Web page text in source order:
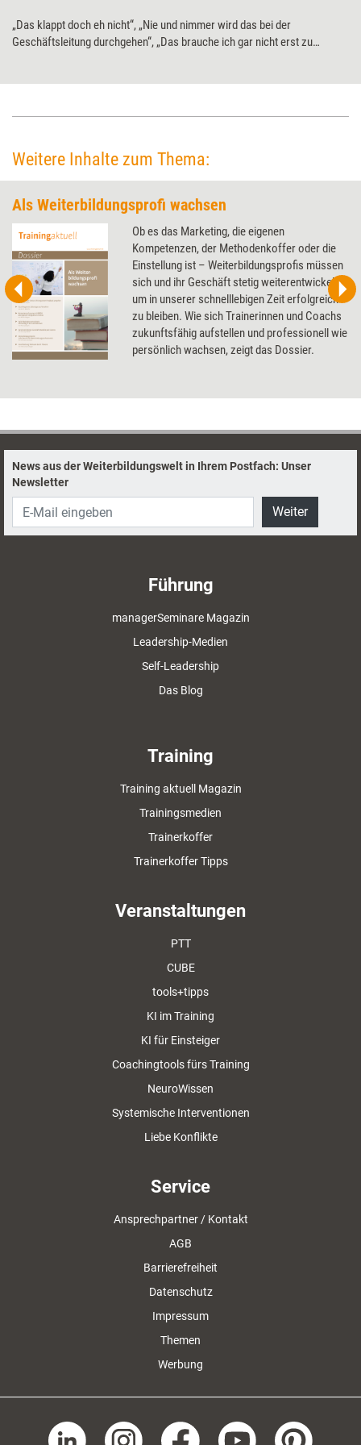
„Das klappt doch eh nicht“, „Nie und nimmer wird das bei der
Geschäftsleitung durchgehen“, „Das brauche ich gar nicht erst zu
Weitere Inhalte zum Thema:
Als Weiterbildungsprofi wachsen
Ob es das Marketing, die eigenen
Kompetenzen, der Methodenkoffer oder die
Einstellung ist – Weiterbildungsprofis müssen
sich und ihr Geschäft stetig weiterentwickeln,
um in unserer schnelllebigen Zeit erfolgreich
zu bleiben. Wie sich Trainerinnen und Coachs
zukunftsfähig aufstellen und professionell wie
persönlich wachsen, zeigt das Dossier.
News aus der Weiterbildungswelt in Ihrem Postfach: Unser
Newsletter
Weiter
Führung
managerSeminare Magazin
Leadership-Medien
Self-Leadership
Das Blog
Training
Training aktuell Magazin
Trainingsmedien
Trainerkoffer
Trainerkoffer Tipps
Veranstaltungen
PTT
CUBE
tools+tipps
KI im Training
KI für Einsteiger
Coachingtools fürs Training
NeuroWissen
Systemische Interventionen
Liebe Konflikte
Service
Ansprechpartner / Kontakt
AGB
Barrierefreiheit
Datenschutz
Impressum
Themen
Werbung